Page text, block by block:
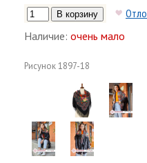
Наличие: очень мало
Рисунок1897-18